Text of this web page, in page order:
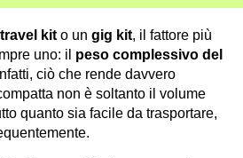
travel kit o un gig kit, il fattore più
uno: il peso complessivo del
ciò che rende davvero
non è soltanto il volume
quanto sia facile da trasportare,